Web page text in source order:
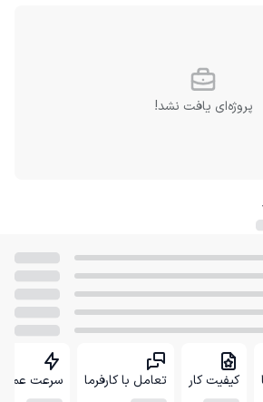
پروژه‌ای یافت نشد!
کیفیت کار تعامل با کارفرما سرعت عمل